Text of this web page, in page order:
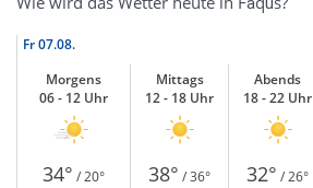
Fr07.08.
Morgens
06 - 12 Uhr
Mittags
12 - 18 Uhr
Abends
18 - 22 Uhr
34° / 20° 38° / 36° 32° / 26°